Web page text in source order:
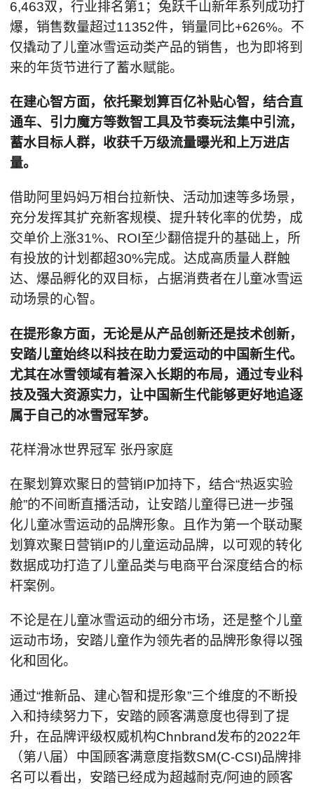
6,463双，行业排名第1；兔跃千山新年系列成功打
爆，销售数量超过11352件，销量同比+626%。不
仅撬动了儿童冰雪运动类产品的销售，也为即将到
来的年货节进行了蓄水赋能。
在建心智方面，依托聚划算百亿补贴心智，结合直
通车、引力魔方等数智工具及节奏玩法集中引流，
蓄水目标人群，收获千万级流量曝光和上万进店
量。
借助阿里妈妈万相台拉新快、活动加速等多场景，
充分发挥其扩充新客规模、提升转化率的优势，成
交单价上涨31%、ROI至少翻倍提升的基础上，所
有投放的计划都超30%完成。达成高质量人群触
达、爆品孵化的双目标，占据消费者在儿童冰雪运
动场景的心智。
在提形象方面，无论是从产品创新还是技术创新，
安踏儿童始终以科技在助力爱运动的中国新生代。
尤其在冰雪领域有着深入长期的布局，通过专业科
技及强大资源实力，让中国新生代能够更好地追逐
属于自己的冰雪冠军梦。
花样滑冰世界冠军 张丹家庭
在聚划算欢聚日的营销IP加持下，结合“热返实验
舱”的不间断直播活动，让安踏儿童得已进一步强
化儿童冰雪运动的品牌形象。且作为第一个联动聚
划算欢聚日营销IP的儿童运动品牌，以可观的转化
数据成功打造了儿童品类与电商平台深度结合的标
杆案例。
不论是在儿童冰雪运动的细分市场，还是整个儿童
运动市场，安踏儿童作为领先者的品牌形象得以强
化和固化。
通过“推新品、建心智和提形象”三个维度的不断投
入和持续努力下，安踏的顾客满意度也得到了提
升，在品牌评级权威机构Chnbrand发布的2022年
（第八届）中国顾客满意度指数SM(C-CSI)品牌排
名可以看出，安踏已经成为超越耐克/阿迪的顾客